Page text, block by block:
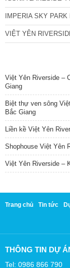
IMPERIA SKY
VIỆT YÊN
Việt Yên Riverside –
Giang
Biệt thự ven sông
Bắc Giang
Liền kề Việt Yên
Shophouse Việt Yên
Việt Yên Riverside –
Trang chủ Tin tức
THÔNG TIN DỰ
Tel: 0986 866 790